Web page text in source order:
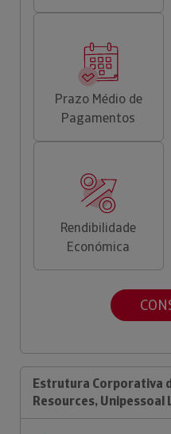
Prazo Médio de
Pagamentos
Rendibilidade
Económica
Estrutura Corporativa
Resources, Unipessoal